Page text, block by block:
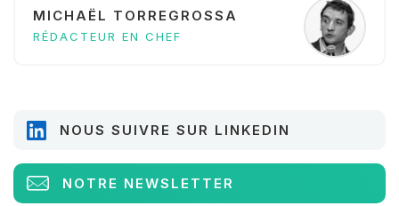
MICHAËL TORREGROSSA
RÉDACTEUR EN CHEF
NOUS SUIVRE SUR LINKEDIN
NOTRE NEWSLETTER